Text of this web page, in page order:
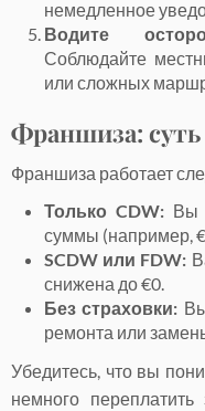
немедленное
Водите
Соблюдайте
или сложных
Франшиза: суть
Франшиза работает
Только CDW: Вы
суммы (например,
SCDW или FDW:
снижена до €0.
Без страховки:
ремонта или
Убедитесь, что вы
немного